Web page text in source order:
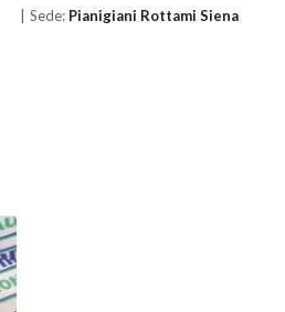
Sede: Pianigiani Rottami Siena